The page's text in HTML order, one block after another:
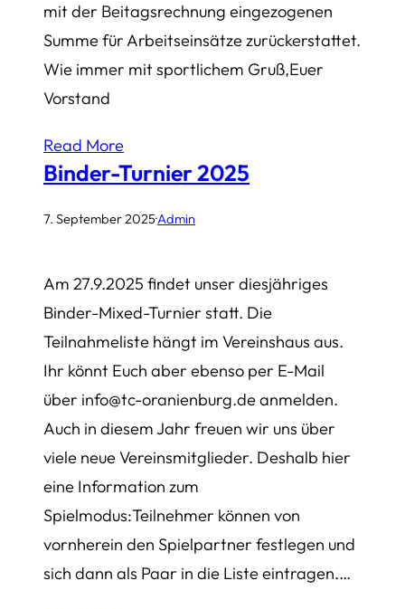
mit der Beitagsrechnung eingezogenen
Summe für Arbeitseinsätze zurückerstattet.
Wie immer mit sportlichem Gruß,Euer
Vorstand
Read More
Binder-Turnier 2025
7. September 2025·Admin
Am 27.9.2025 findet unser diesjähriges
Binder-Mixed-Turnier statt. Die
Teilnahmeliste hängt im Vereinshaus aus.
Ihr könnt Euch aber ebenso per E-Mail
über info@tc-oranienburg.de anmelden.
Auch in diesem Jahr freuen wir uns über
viele neue Vereinsmitglieder. Deshalb hier
eine Information zum
Spielmodus:Teilnehmer können von
vornherein den Spielpartner festlegen und
sich dann als Paar in die Liste eintragen.…